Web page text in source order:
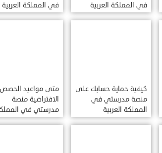
في المملكة العربية
السعودية
في المملكة العربية
السعودية
كيفية حماية حسابك على
منصة مدرستي في
المملكة العربية
السعودية
متى مواعيد
الافتراضية منصة
مدرستي في
العربية السعودية